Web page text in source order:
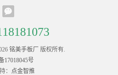
铭美手板厂
版权所有.
17018045号
： 点金智推